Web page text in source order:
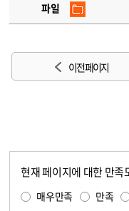
파일
이전 페이지
현재 페이지에 대한 만
매우만족 만족